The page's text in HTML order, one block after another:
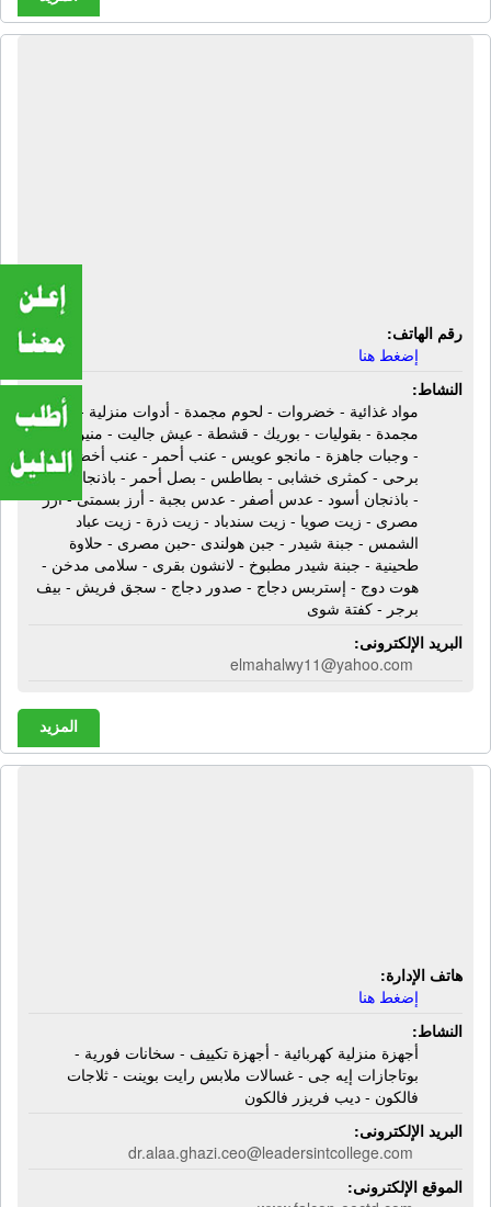
خشابى - بطاطس - بصل أحمر - باذنجان
رقم الهاتف:
إضغط هنا
النشاط:
مواد غذائية - خضروات - لحوم مجمدة - أدوات منزلية - أسماك
مجمدة - بقوليات - بوريك - قشطة - عيش جاليت - منين عجوة
- وجبات جاهزة - مانجو عويس - عنب أحمر - عنب أخضر - بلح
برحى - كمثرى خشابى - بطاطس - بصل أحمر - باذنجان أبيض
- باذنجان أسود - عدس أصفر - عدس بجبة - أرز بسمتى - أرز
مصرى - زيت صويا - زيت سندباد - زيت ذرة - زيت عباد
الشمس - جبنة شيدر - جبن هولندى -حبن مصرى - حلاوة
طحينية - جبنة شيدر مطبوخ - لانشون بقرى - سلامى مدخن -
هوت دوج - إستربس دجاج - صدور دجاج - سجق فريش - بيف
برجر - كفتة شوى
البريد الإلكترونى:
elmahalwy11@yahoo.com
المزيد
هاتف الإدارة:
إضغط هنا
النشاط:
أجهزة منزلية كهربائية - أجهزة تكييف - سخانات فورية -
بوتاجازات إيه جى - غسالات ملابس رايت بوينت - ثلاجات
فالكون - ديب فريزر فالكون
البريد الإلكترونى:
dr.alaa.ghazi.ceo@leadersintcollege.com
الموقع الإلكترونى: